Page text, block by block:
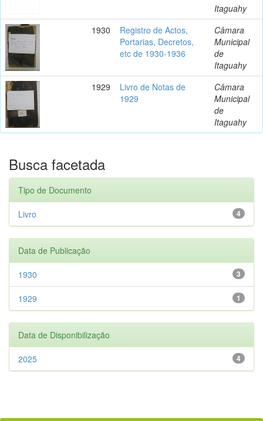
Itaguahy
1930
Registro de Actos,
Portarias, Decretos,
etc de 1930-1936
Câmara
Municipal
de
Itaguahy
1929
Livro de Notas de
1929
Câmara
Municipal
de
Itaguahy
Busca facetada
Tipo de Documento
4
Livro
Data de Publicação
3
1930
1
1929
Data de Disponibilização
4
2025